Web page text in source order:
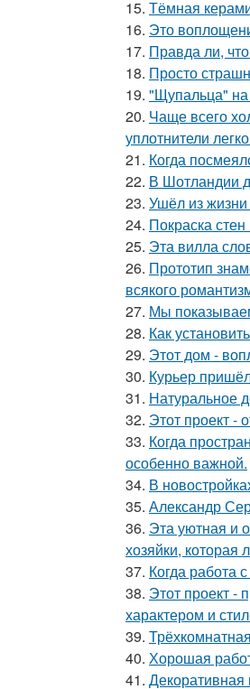
15. Тёмная
16. Это
17. Правда ли,
18. Просто
19. "Щупальца" на
20. Чаще всего
уплотнители
21. Когда
22. В Шотландии
23. Ушёл из
24. Покраска
25. Эта вилла
26. Прототип
всякого
27. Мы
28. Как
29. Этот дом -
30. Курьер
31. Натуральное
32. Этот проект -
33. Когда
особенно важной.
34. В
35. Александр
36. Эта уютная и
хозяйки, которая
37. Когда работа
38. Этот проект -
характером и
39.
40. Хорошая
41. Декоративная